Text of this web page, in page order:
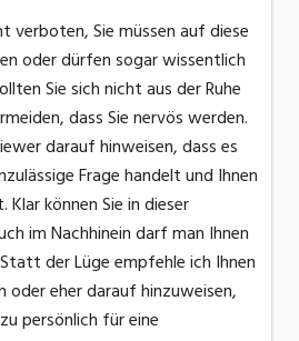
verboten, Sie müssen auf diese
oder dürfen sogar wissentlich
Sie sich nicht aus der Ruhe
dass Sie nervös werden.
darauf hinweisen, dass es
Frage handelt und Ihnen
können Sie in dieser
im Nachhinein darf man Ihnen
der Lüge empfehle ich Ihnen
oder eher darauf hinzuweisen,
persönlich für eine